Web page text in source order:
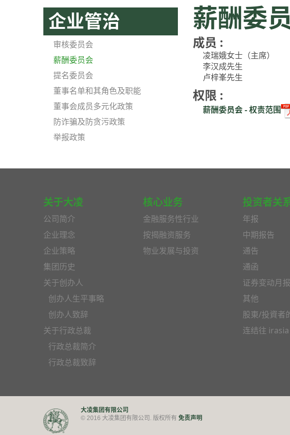
企业管治
审核委员会
薪酬委员会
提名委员会
董事名单和其角色及职能
董事会成员多元化政策
防诈骗及防贪污政策
举报政策
薪酬委
成员 :
凌瑞娥女士（主席）
李汉成先生
卢梓峯先生
权限 :
薪酬委员会 - 权责范围
关于大凌
公司简介
企业理念
企业策略
集团历史
关于创办人
创办人生平事略
创办人致辞
关于行政总裁
行政总裁简介
行政总裁致辞
核心业务
金融服务性行业
按揭融资服务
物业发展与投资
投资者关
年报
中期报告
通告
通函
证券变动月
其他
股東/投資者
连结往 irasia
大凌集团有限公司
© 2016 大凌集团有限公司. 版权所有 免责声明